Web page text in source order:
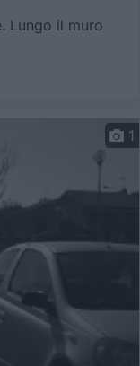
Lungo il muro
1